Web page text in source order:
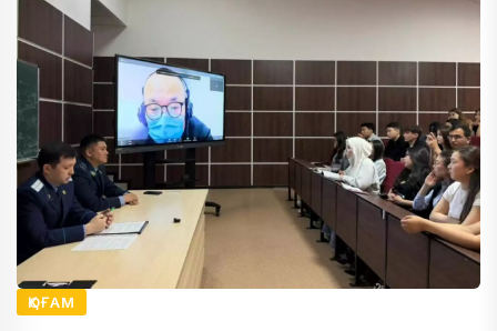
ҚОҒАМ